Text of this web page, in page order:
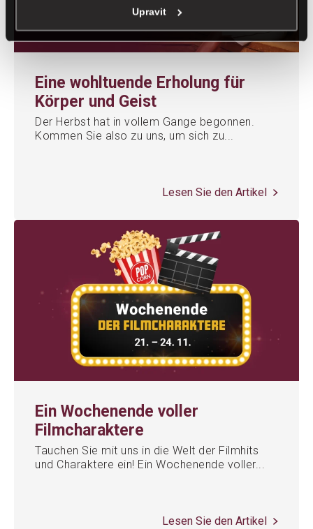
Upravit
Eine wohltuende Erholung für
Körper und Geist
Der Herbst hat in vollem Gange begonnen.
Kommen Sie also zu uns, um sich zu...
Lesen Sie den Artikel
Ein Wochenende voller
Filmcharaktere
Tauchen Sie mit uns in die Welt der Filmhits
und Charaktere ein! Ein Wochenende voller...
Lesen Sie den Artikel